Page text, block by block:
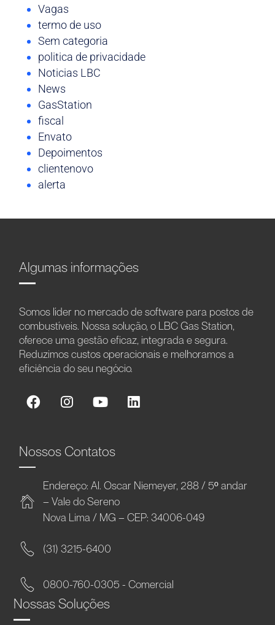
Vagas
termo de uso
Sem categoria
politica de privacidade
Noticias LBC
News
GasStation
fiscal
Envato
Depoimentos
clientenovo
alerta
Algumas informações
Somos líder no mercado de software para postos de
combustíveis. Nossa solução, o LBC Gas Station,
oferece uma gestão eficaz, integrada e segura.
Reduzimos custos operacionais e melhoramos a
eficiência do seu negócio.
Nossos Contatos
Endereço: Al. Oscar Niemeyer, 288 / 5º andar
– Vale do Sereno
Nova Lima / MG – CEP: 34006-049
(31) 3215-6400
0800-760-0305 - Comercial
Nossas Soluções